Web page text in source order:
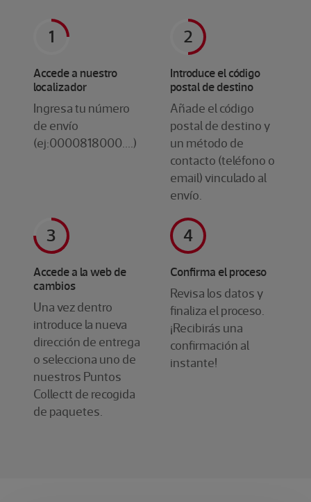
Accede a nuestro
localizador
Ingresa tu número
de envío
(ej:0000818000....)
Introduce el código
postal de destino
Añade el código
postal de destino y
un método de
contacto (teléfono o
email) vinculado al
envío.
Accede a la web de
cambios
Una vez dentro
introduce la nueva
dirección de entrega
o selecciona uno de
nuestros Puntos
Collectt de recogida
de paquetes.
Confirma el proceso
Revisa los datos y
finaliza el proceso.
¡Recibirás una
confirmación al
instante!